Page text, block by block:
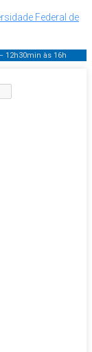
Federal de
12h30min às 16h